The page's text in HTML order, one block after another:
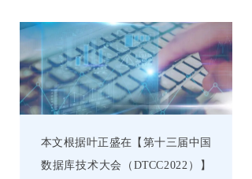
本文根据叶正盛在【第十三届中国
数据库技术大会（ DTCC2022 ）】